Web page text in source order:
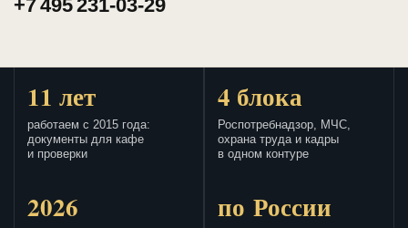
+7 495 231-03-29
11 лет
работаем с 2015 года:
документы для кафе
и проверки
4 блока
Роспотребнадзор, МЧС,
охрана труда и кадры
в одном контуре
2026 по России